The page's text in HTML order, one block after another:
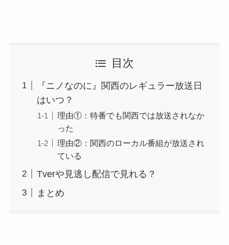
目次
『ニノなのに』関西のレギュラー放送日
はいつ？
理由①：特番でも関西では放送されなか
った
理由②：関西のローカル番組が放送され
ている
Tverや見逃し配信で見れる？
まとめ